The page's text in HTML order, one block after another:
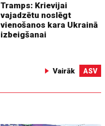
Tramps: Krievijai
vajadzētu noslēgt
vienošanos kara Ukrainā
izbeigšanai
Vairāk ASV